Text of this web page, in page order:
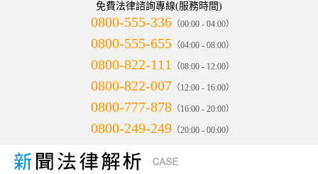
免費法律諮詢專線(服務時間)
0800-555-336 （00:00 - 04:00）
0800-555-655 （04:00 - 08:00）
0800-822-111 （08:00 - 12:00）
0800-822-007 （12:00 - 16:00）
0800-777-878 （16:00 - 20:00）
0800-249-249 （20:00 - 00:00）